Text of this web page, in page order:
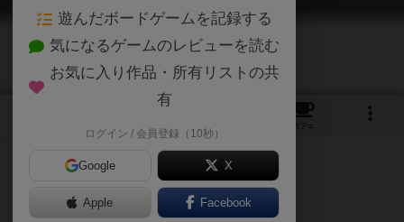
カフェ
ご協力ください
遊んだボードゲームを記録する
気になるゲームのレビューを読む
お気に入り作品・所有リストの共
有
ログイン / 会員登録（10秒）
Google X
Apple Facebook